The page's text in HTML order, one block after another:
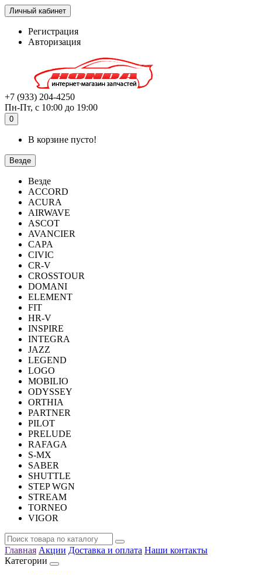
Личный кабинет
Регистрация
Авторизация
+7 (933) 204-4250
Пн-Пт, с 10:00 до 19:00
0
В корзине пусто!
Везде
Везде
ACCORD
ACURA
AIRWAVE
ASCOT
AVANCIER
CAPA
CIVIC
CR-V
CROSSTOUR
DOMANI
ELEMENT
FIT
HR-V
INSPIRE
INTEGRA
JAZZ
LEGEND
LOGO
MOBILIO
ODYSSEY
ORTHIA
PARTNER
PILOT
PRELUDE
RAFAGA
S-MX
SABER
SHUTTLE
STEP WGN
STREAM
TORNEO
VIGOR
Главная Акции Доставка и оплата Наши контакты
Категории